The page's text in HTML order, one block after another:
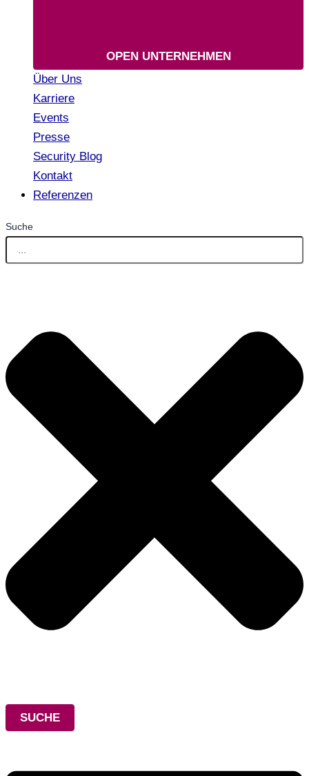
OPEN UNTERNEHMEN
Über Uns
Karriere
Events
Presse
Security Blog
Kontakt
Referenzen
Suche
SUCHE